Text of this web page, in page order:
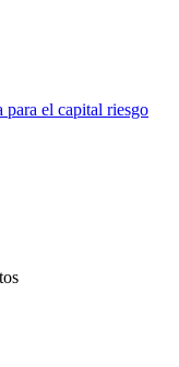
para el capital riesgo